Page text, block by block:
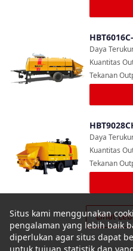
Daya
Kuantitas
Tekanan
Daya
Kuantitas
Tekanan
Lihat
Situs kami menggunakan
pengalaman yang lebih baik
diperlukan agar situs dapat